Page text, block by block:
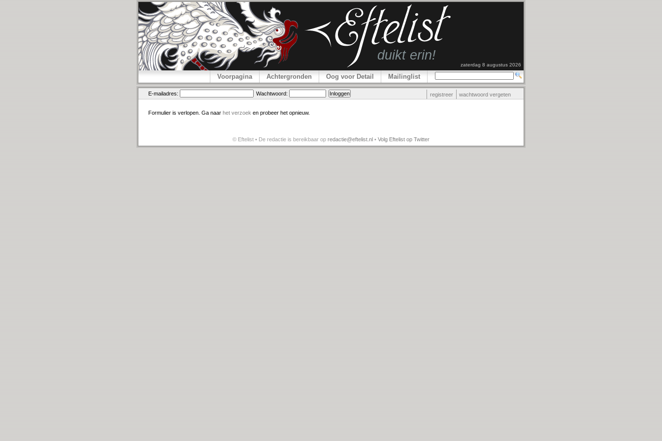
zaterdag 8 augustus 2026
Voorpagina Achtergronden Oog voor Detail Mailinglist
E-mailadres: Wachtwoord: registreer wachtwoord vergeten
Formulier is verlopen. Ga naar het verzoek en probeer het opnieuw.
© Eftelist • De redactie is bereikbaar op redactie@eftelist.nl • Volg Eftelist op Twitter